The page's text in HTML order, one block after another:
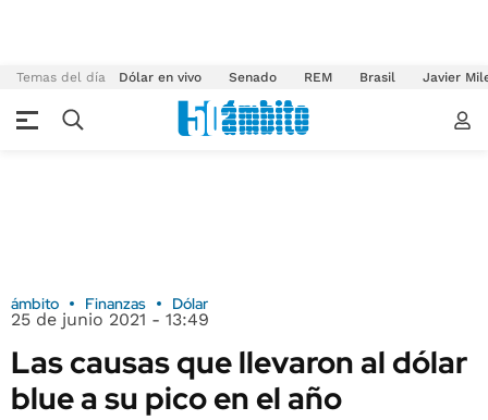
Temas del día Dólar en vivo Senado REM Brasil Javier
ámbito Finanzas Dólar
25 de junio 2021 - 13:49
Las causas que llevaron al dólar
blue a su pico en el año